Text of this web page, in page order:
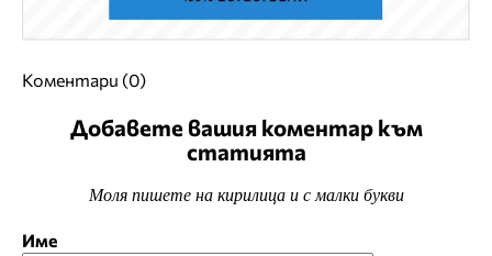
Коментари (0)
Добавете вашия коментар към
статията
Моля пишете на кирилица и с малки букви
Име